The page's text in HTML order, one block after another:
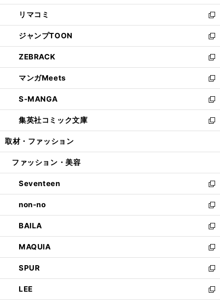
ウ
で
開
く
ン
ド
ウ
で
開
く
ウ
ィ
ン
ド
ウ
で
開
く
し
い
ウ
ィ
ン
ド
ウ
で
開
く
リマコミ
新
し
い
ウ
ィ
ン
ド
ウ
で
開
く
ジャンプTOON
新
し
い
ウ
ィ
ン
ド
ウ
で
開
ZEBRACK
新
し
い
ウ
ィ
ン
ド
ウ
開
マンガMeets
新
し
い
ウ
ィ
ン
ウ
開
く
S-MANGA
新
し
い
ウ
ン
ウ
で
開
く
集英社コミック文庫
新
し
ウ
ン
ド
ウ
で
開
く
取材・ファッション
ファッション・美容
Seventeen
新
し
い
ウ
ィ
ン
ド
ウ
で
開
く
non-no
新
し
い
ウ
ィ
ン
ド
ウ
で
BAILA
新
し
い
ウ
ィ
ン
ド
MAQUIA
新
し
い
ウ
ィ
SPUR
新
し
い
LEE
新